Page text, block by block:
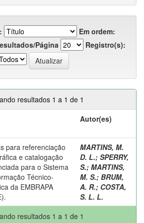
Em ordem:
Página
Registro(s):
resultados 1 a 1 de 1
Autor(es)
para referenciação
e catalogação
para o Sistema
Técnico-
da EMBRAPA
MARTINS, M.
D. L.; SPERRY,
S.; MARTINS,
M. S.; BRUM,
A. R.; COSTA,
S. L. L.
resultados 1 a 1 de 1